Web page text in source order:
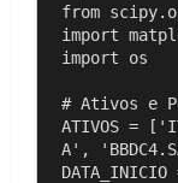
from
import
import os
# Ativos e
ATIVOS =
A',